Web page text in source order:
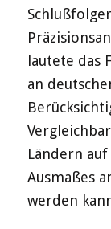
lautete das
an
Ländern
Ausmaßes
werden